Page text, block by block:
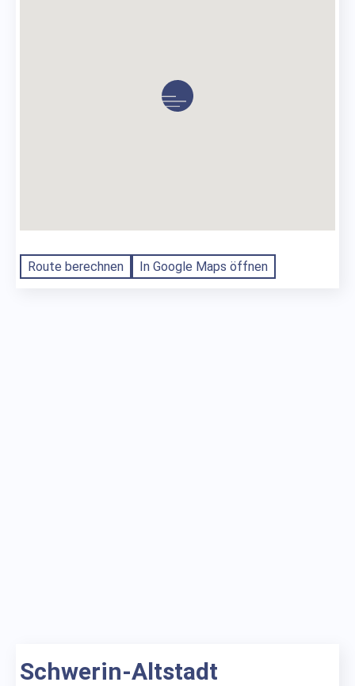
Route berechnen In Google Maps öffnen
Schwerin-Altstadt